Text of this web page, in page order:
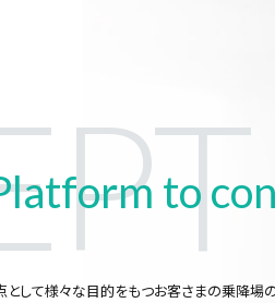
コン
to
して様々な目的をもつお客さまの乗降場